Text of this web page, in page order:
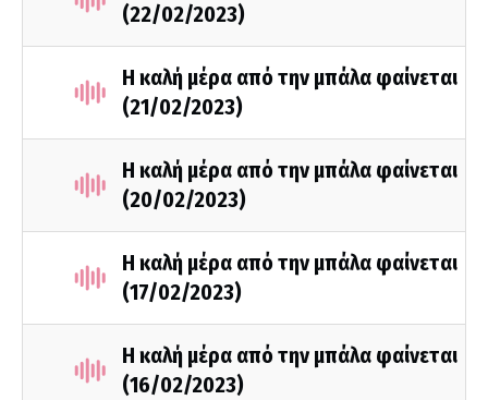
(22/02/2023)
Η καλή μέρα από την μπάλα φαίνεται
(21/02/2023)
Η καλή μέρα από την μπάλα φαίνεται
(20/02/2023)
Η καλή μέρα από την μπάλα φαίνεται
(17/02/2023)
Η καλή μέρα από την μπάλα φαίνεται
(16/02/2023)